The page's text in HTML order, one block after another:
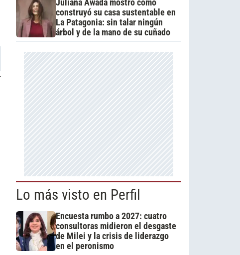
Juliana Awada mostró cómo
construyó su casa sustentable en
La Patagonia: sin talar ningún
árbol y de la mano de su cuñado
Lo más visto en Perfil
Encuesta rumbo a 2027: cuatro
consultoras midieron el desgaste
de Milei y la crisis de liderazgo
en el peronismo